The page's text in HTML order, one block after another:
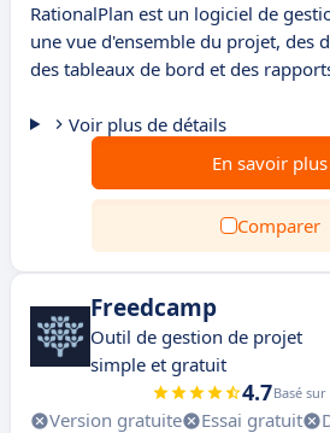
RationalPlan est un logiciel de
une vue d'ensemble du projet, des
des tableaux de bord et des
Voir plus de détails
En savoir plus
Comparer
Freedcamp
Outil de gestion de projet
simple et gratuit
4.7Basé sur
Version gratuite Essai gratuit